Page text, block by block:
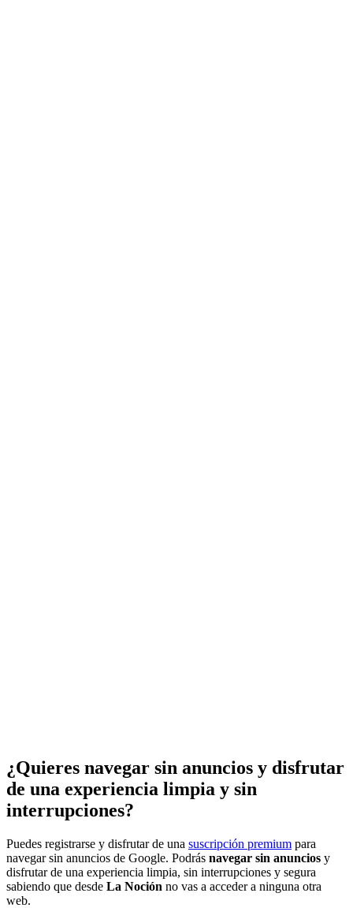
¿Quieres navegar sin anuncios y disfrutar
de una experiencia limpia y sin
interrupciones?
Puedes registrarse y disfrutar de una suscripción premium para
navegar sin anuncios de Google. Podrás navegar sin anuncios y
disfrutar de una experiencia limpia, sin interrupciones y segura
sabiendo que desde La Noción no vas a acceder a ninguna otra
web.